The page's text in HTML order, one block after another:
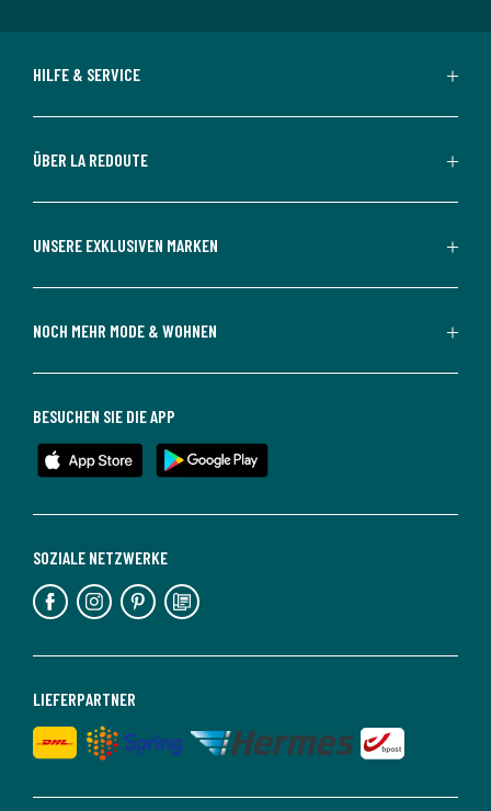
HILFE & SERVICE
ÜBER LA REDOUTE
UNSERE EXKLUSIVEN MARKEN
NOCH MEHR MODE & WOHNEN
LIEFERPARTNER
SOZIALE NETZWERKE
BESUCHEN SIE DIE APP